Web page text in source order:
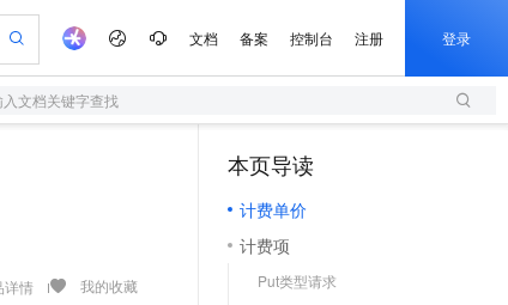
文档 备案 控制台 注册 登录
入文档关键字查找
详情 我的收藏
本页导读
计费单价
计费项
Put类型请求
全托管，含MySQL、PostgreSQL、SQL Server、MariaDB多引擎
轻量应用服务器
数字证书管理服务（原SSL证书）
实现全站 HTTPS，呈现可信的 Web 访问
器，轻松开启游戏
Agency Agents：拥有专属领域专家
HappyHorse 打造一站式影视创作平台
，一键激活电商全链路生产力
AI 活动
AI 生产力先锋
先锋实践拓展 AI 生产力的边界
飞天发布时刻
所见，即是所愿
阿里云 OPC 创新助力计划
Token 补贴，五大权
益加速 OPC 成功
专业服务
划 服务伙伴合作计划
Al MaaS 服务伙伴赋能合作
伙伴信用分合作计划
开发者社区
加入我们